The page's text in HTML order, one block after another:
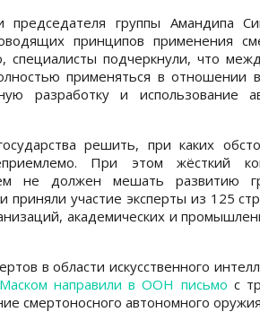
группы Амандипа
принципов применения
специалисты подчеркнули, что
применяться в отношении
разработку и использование
решить, при каких
При этом жёсткий
не должен мешать развитию
приняли участие эксперты из 125
академических и
в области искусственного
направили в ООН письмо с
смертоносного автономного